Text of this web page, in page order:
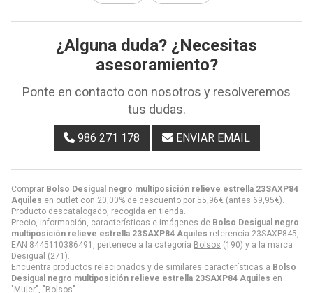
Comprar Bolso Desigual negro multiposición relieve estrella 23SAXP84
Aquiles en outlet con 20,00% de descuento por 55,96€ (antes 69,95€).
Producto descatalogado, recogida en tienda.
Precio, información, características e imágenes de Bolso Desigual negro
multiposición relieve estrella 23SAXP84 Aquiles referencia 23SAXP845,
EAN 8445110386491, pertenece a la categoría Bolsos (190) y a la marca
Desigual (271).
Encuentra productos relacionados y de similares características a Bolso
Desigual negro multiposición relieve estrella 23SAXP84 Aquiles en
"Mujer", "Bolsos".
¿Alguna duda? ¿Necesitas
asesoramiento?
Ponte en contacto con nosotros y resolveremos
tus dudas.
986 271 178 ENVIAR EMAIL